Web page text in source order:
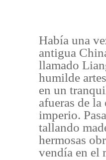
Había una
antigua
llamado
humilde
en un
afueras de
imperio.
tallando
hermosas
vendía en el